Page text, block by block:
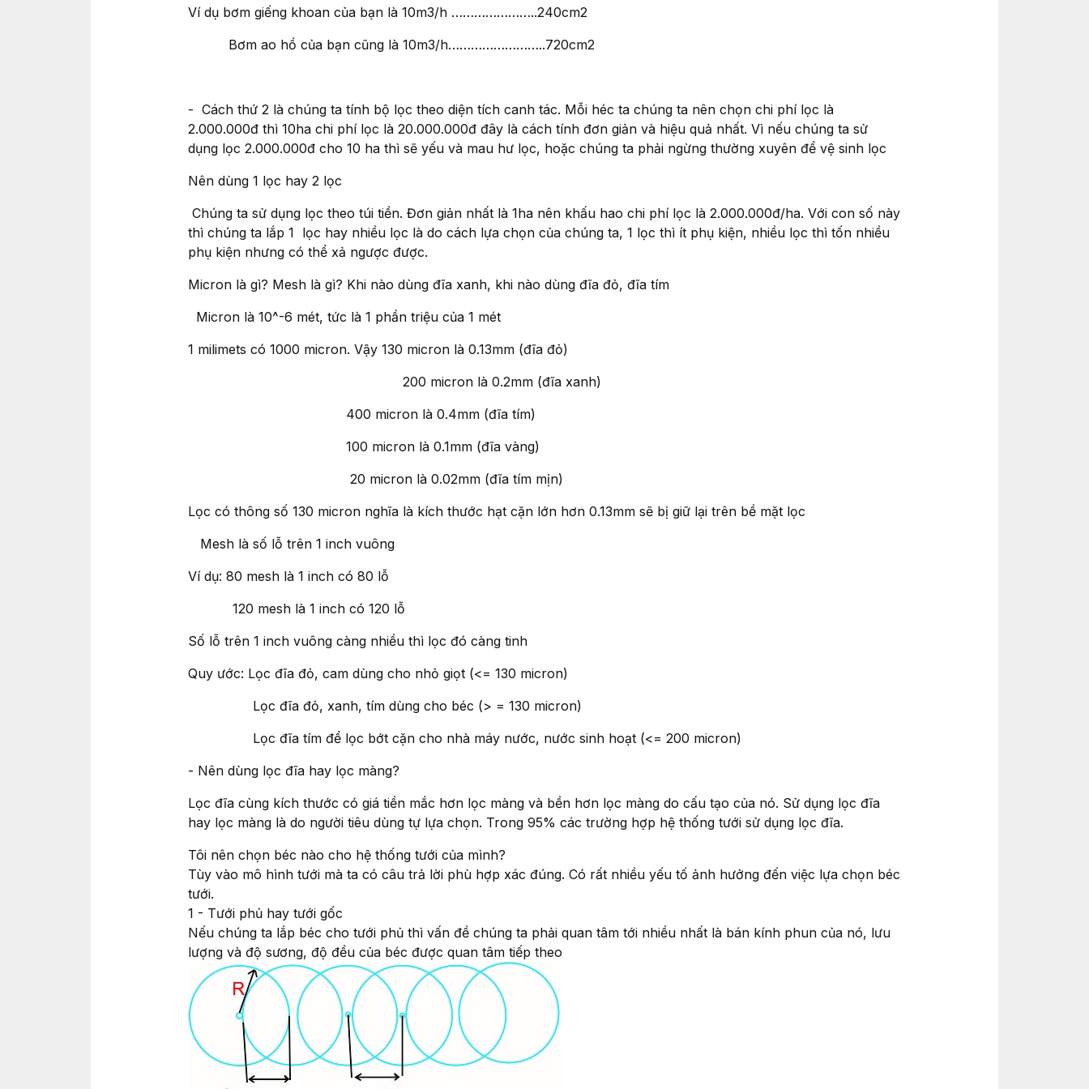
Ví dụ bơm giếng khoan của bạn là 10m3/h …………………..240cm2
Bơm ao hồ của bạn cũng là 10m3/h……………………..720cm2
- Cách thứ 2 là chúng ta tính bộ lọc theo diện tích canh tác. Mỗi héc ta chúng ta nên chọn chi phí lọc là
2.000.000đ thì 10ha chi phí lọc là 20.000.000đ đây là cách tính đơn giản và hiệu quả nhất. Vì nếu chúng ta sử
dụng lọc 2.000.000đ cho 10 ha thì sẽ yếu và mau hư lọc, hoặc chúng ta phải ngừng thường xuyên để vệ sinh lọc
Nên dùng 1 lọc hay 2 lọc
Chúng ta sử dụng lọc theo túi tiền. Đơn giản nhất là 1ha nên khấu hao chi phí lọc là 2.000.000đ/ha. Với con số này
thì chúng ta lắp 1 lọc hay nhiều lọc là do cách lựa chọn của chúng ta, 1 lọc thì ít phụ kiện, nhiều lọc thì tốn nhiều
phụ kiện nhưng có thể xả ngược được.
Micron là gì? Mesh là gì? Khi nào dùng đĩa xanh, khi nào dùng đĩa đỏ, đĩa tím
Micron là 10^-6 mét, tức là 1 phần triệu của 1 mét
1 milimets có 1000 micron. Vậy 130 micron là 0.13mm (đĩa đỏ)
200 micron là 0.2mm (đĩa xanh)
400 micron là 0.4mm (đĩa tím)
100 micron là 0.1mm (đĩa vàng)
20 micron là 0.02mm (đĩa tím mịn)
Lọc có thông số 130 micron nghĩa là kích thước hạt cặn lớn hơn 0.13mm sẽ bị giữ lại trên bề mặt lọc
Mesh là số lỗ trên 1 inch vuông
Ví dụ: 80 mesh là 1 inch có 80 lỗ
120 mesh là 1 inch có 120 lỗ
Số lỗ trên 1 inch vuông càng nhiều thì lọc đó càng tinh
Quy ước: Lọc đĩa đỏ, cam dùng cho nhỏ giọt (<= 130 micron)
Lọc đĩa đỏ, xanh, tím dùng cho béc (> = 130 micron)
Lọc đĩa tím để lọc bớt cặn cho nhà máy nước, nước sinh hoạt (<= 200 micron)
- Nên dùng lọc đĩa hay lọc màng?
Lọc đĩa cùng kích thước có giá tiền mắc hơn lọc màng và bền hơn lọc màng do cấu tạo của nó. Sử dụng lọc đĩa
hay lọc màng là do người tiêu dùng tự lựa chọn. Trong 95% các trường hợp hệ thống tưới sử dụng lọc đĩa.
Tôi nên chọn béc nào cho hệ thống tưới của mình?
Tùy vào mô hình tưới mà ta có câu trả lời phù hợp xác đúng. Có rất nhiều yếu tố ảnh hưởng đến việc lựa chọn béc
tưới.
1 - Tưới phủ hay tưới gốc
Nếu chúng ta lắp béc cho tưới phủ thì vấn đề chúng ta phải quan tâm tới nhiều nhất là bán kính phun của nó, lưu
lượng và độ sương, độ đều của béc được quan tâm tiếp theo